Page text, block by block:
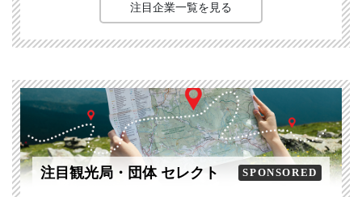
注目企業一覧を見る
注目観光局・団体 セレクト SPONSORED